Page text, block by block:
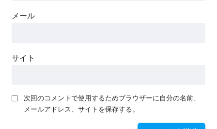
メール
サイト
次回のコメントで使用するためブラウザーに自分の名前、
メールアドレス、サイトを保存する。